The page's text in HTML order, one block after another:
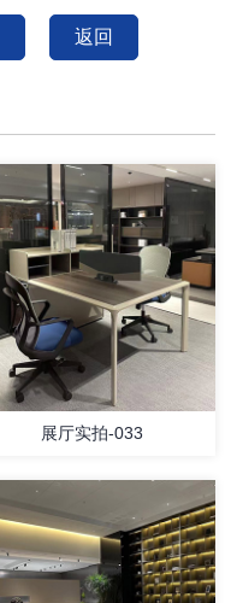
返回
展厅实拍-033